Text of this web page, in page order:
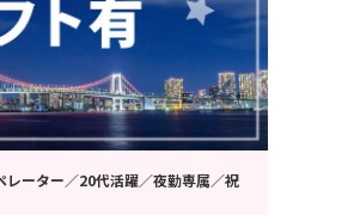
レーター／20代活躍／夜勤専属／祝